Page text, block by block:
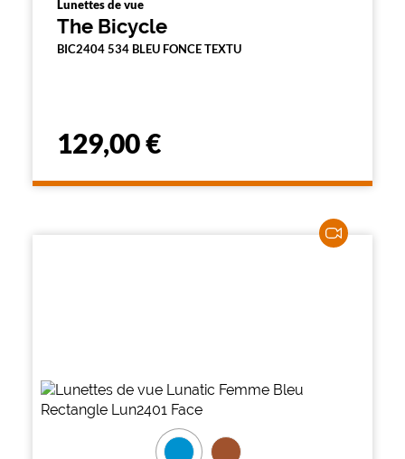
Lunettes de vue
The Bicycle
BIC2404 534 BLEU FONCE TEXTU
129,00 €